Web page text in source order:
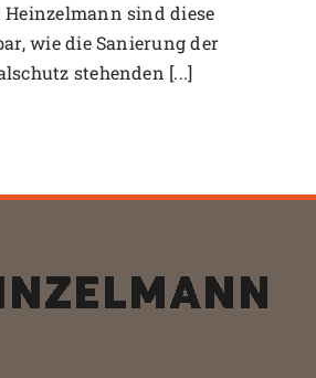
sind diese
wie die Sanierung der
stehenden [...]